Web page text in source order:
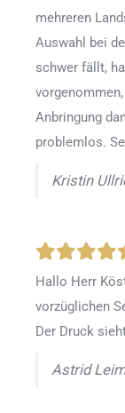
mehreren
Auswahl bei
schwer fällt,
Anbringung
problemlos.
Kristin
Hallo Herr
vorzüglichen
Der Druck
Astrid